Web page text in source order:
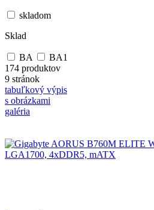
skladom
Sklad
BA
BA1
174 produktov
9 stránok
tabuľkový výpis
s obrázkami
galéria